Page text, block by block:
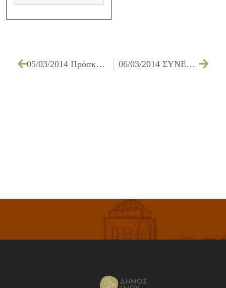
05/03/2014 Πρόσκληση εκδήλωσης ενδιαφέροντος για συμμετοχή στην πράξη «Συλλογική Τοπική Δράση για την Απασχόληση στους Δήμους: Αγίων Αναργύρων – Καματερού, Ιλίου και Πετρούπολης 06/03/2014 ΣΥΝΕΝΤΕΥΞΗ ΔΗΜΑΡΧΟΥ ΙΛΙΟΥ κ. ΝΙΚΟΥ ΖΕΝΕΤΟΥ ΓΙΑ ΤΗΝ «ΚΟΙΝΩΝΙΚΗ ΕΠΙΘΕΩΡΗΣΗ» (13.11.2013)